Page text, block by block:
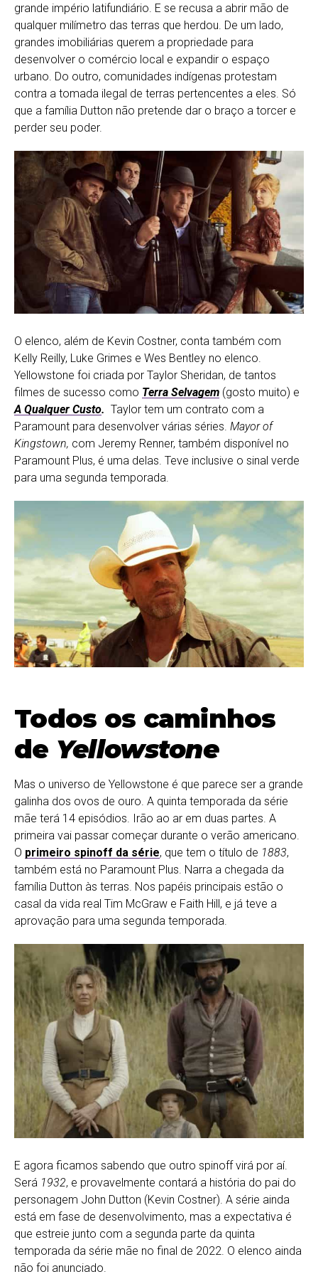
grande império latifundiário. E se recusa a abrir mão de
qualquer milímetro das terras que herdou. De um lado,
grandes imobiliárias querem a propriedade para
desenvolver o comércio local e expandir o espaço
urbano. Do outro, comunidades indígenas protestam
contra a tomada ilegal de terras pertencentes a eles. Só
que a família Dutton não pretende dar o braço a torcer e
perder seu poder.
O elenco, além de Kevin Costner, conta também com
Kelly Reilly, Luke Grimes e Wes Bentley no elenco.
Yellowstone foi criada por Taylor Sheridan, de tantos
filmes de sucesso como Terra Selvagem (gosto muito) e
A Qualquer Custo. Taylor tem um contrato com a
Paramount para desenvolver várias séries. Mayor of
Kingstown, com Jeremy Renner, também disponível no
Paramount Plus, é uma delas. Teve inclusive o sinal verde
para uma segunda temporada.
Todos os caminhos
de Yellowstone
Mas o universo de Yellowstone é que parece ser a grande
galinha dos ovos de ouro. A quinta temporada da série
mãe terá 14 episódios. Irão ao ar em duas partes. A
primeira vai passar começar durante o verão americano.
O primeiro spinoff da série, que tem o título de 1883,
também está no Paramount Plus. Narra a chegada da
família Dutton às terras. Nos papéis principais estão o
casal da vida real Tim McGraw e Faith Hill, e já teve a
aprovação para uma segunda temporada.
E agora ficamos sabendo que outro spinoff virá por aí.
Será 1932, e provavelmente contará a história do pai do
personagem John Dutton (Kevin Costner). A série ainda
está em fase de desenvolvimento, mas a expectativa é
que estreie junto com a segunda parte da quinta
temporada da série mãe no final de 2022. O elenco ainda
não foi anunciado.